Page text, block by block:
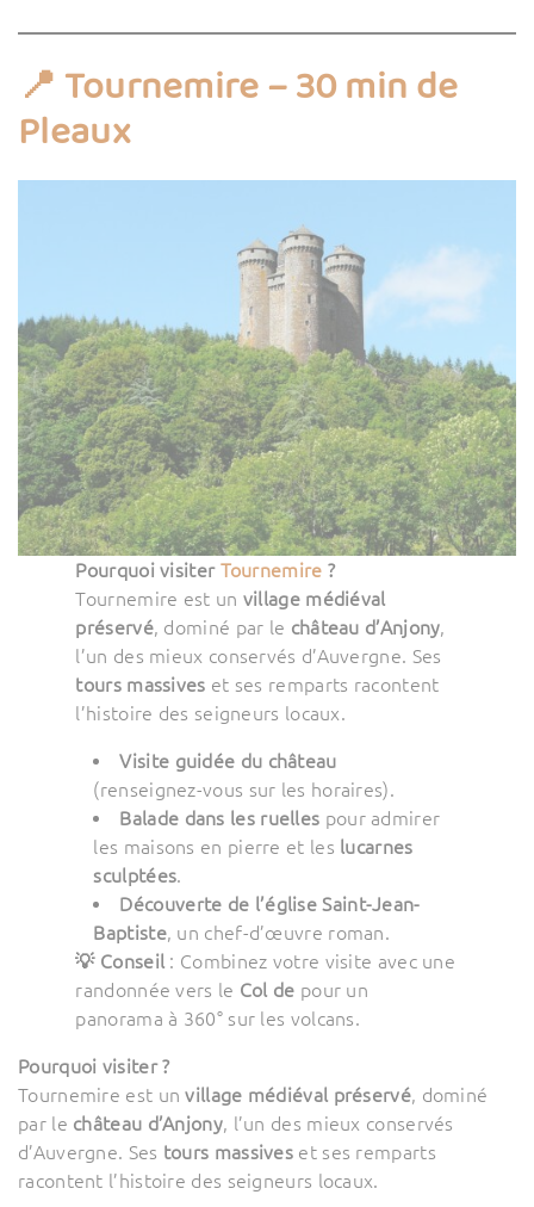
📍 Tournemire – 30 min de
Pleaux
Pourquoi visiter Tournemire ?
Tournemire est un village médiéval
préservé, dominé par le château d’Anjony
l’un des mieux conservés d’Auvergne. Ses
tours massives et ses remparts racontent
l’histoire des seigneurs locaux.
Visite guidée du château
(renseignez-vous sur les horaires).
Balade dans les ruelles pour admirer
les maisons en pierre et les lucarnes
sculptées
Découverte de l’église Saint-Jean-
Baptiste, un chef-d’œuvre roman.
💡 Conseil : Combinez votre visite avec une
randonnée vers le Col de pour un
panorama à 360° sur les volcans.
Pourquoi visiter ?
Tournemire est unvillage médiéval préservé, dominé
par le château d’Anjony, l’un des mieux conservés
d’Auvergne. Ses tours massives et ses remparts
racontent l’histoire des seigneurs locaux.